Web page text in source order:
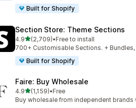
Built for Shopify
Section Store: Theme Sections
4.9滿分 5 顆星
(2,709)
共有 2709 則評價
•Free to install
700+ Customisable Sections. +
Built for Shopify
Faire: Buy Wholesale
4.9滿分 5 顆星
(1,159)
共有 1159 則評價
•Free
Buy wholesale from independent